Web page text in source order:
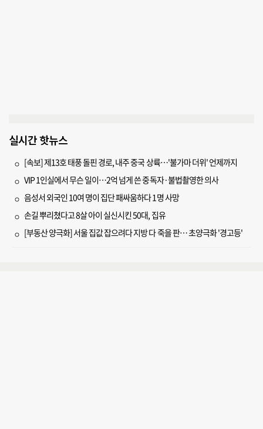
실시간 핫뉴스
[속보] 제13호 태풍 돌핀 경로, 내주 중국 상륙…'불가마 더위' 언제까지
VIP 1인실에서 무슨 일이…2억 넘게 쓴 중독자·불법촬영한 의사
음성서 외국인 10여 명이 집단 패싸움하다 1명 사망
손길 뿌리쳤다고 8살 아이 실신시킨 50대, 집유
[부동산 양극화] 서울 집값 잡으려다 지방 다 죽을 판… 초양극화 '경고등'